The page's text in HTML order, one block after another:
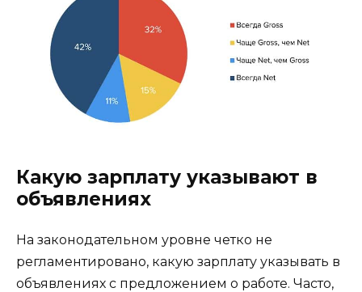
Какую зарплату указывают в
объявлениях
На законодательном уровне четко не
регламентировано, какую зарплату указывать в
объявлениях с предложением о работе. Часто,